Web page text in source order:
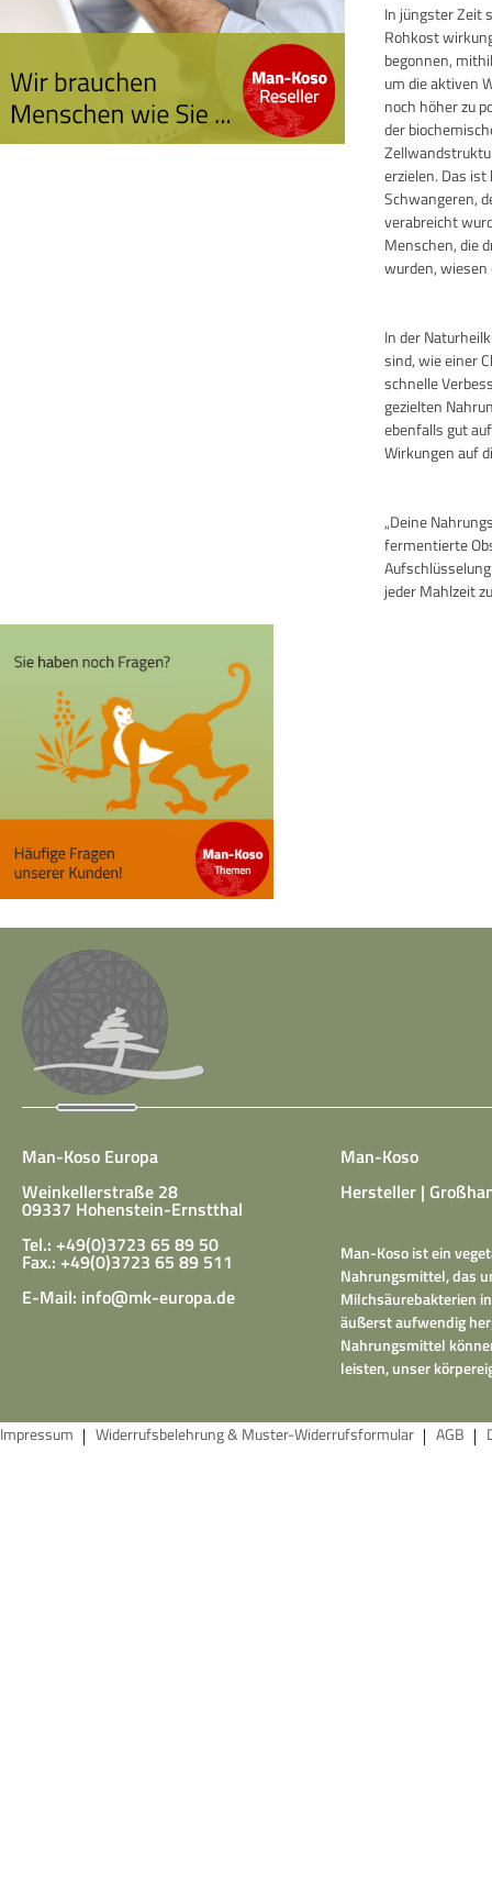
In jüngster Zeit
Rohkost
begonnen,
um die aktiven
noch höher zu
der
erzielen. Das
Schwangeren,
verabreicht
Menschen, die
wurden, wiesen
In der
sind, wie einer
schnelle
gezielten
ebenfalls gut
Wirkungen auf
„Deine
fermentierte
jeder Mahlzeit
Man-Koso Europa
Weinkellerstraße 28
09337 Hohenstein-Ernstthal
Tel.: +49(0)3723 65 89 50
Fax.: +49(0)3723 65 89 511
E-Mail: info@mk-europa.de
Man-Koso
Hersteller |
Man-Koso ist ein
Nahrungsmittel, das
Milchsäurebakterien
äußerst aufwendig
Nahrungsmittel
leisten, unser
Impressum Widerrufsbelehrung & Muster-Widerrufsformular AGB